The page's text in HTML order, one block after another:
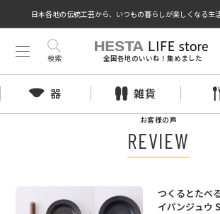
日本各地の伝統工芸から、いつもの暮らしが楽しくなる生
全国各地のいいね！集めました
検索
器 雑貨
お客様の声
REVIEW
つくるとたべ
イパンジュウ